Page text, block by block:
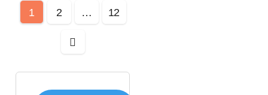
Пагинация
записей
1 2 … 12